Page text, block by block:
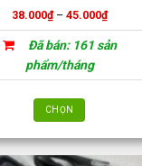
38.000₫ – 45.000₫Khoảng
giá:
từ
38.000₫
Đã bán: 161 sản
phẩm/tháng
CHỌN
phẩm